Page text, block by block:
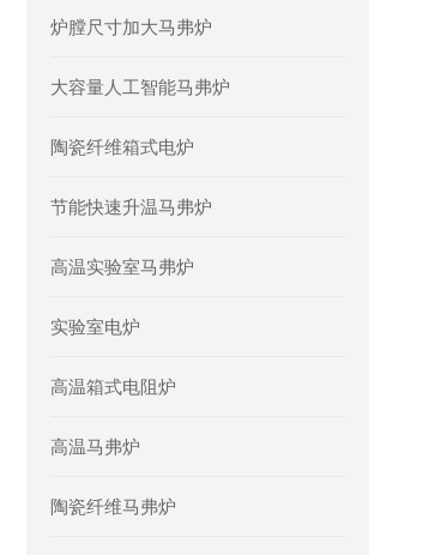
炉膛尺寸加大马弗炉
大容量人工智能马弗炉
陶瓷纤维箱式电炉
节能快速升温马弗炉
高温实验室马弗炉
实验室电炉
高温箱式电阻炉
高温马弗炉
陶瓷纤维马弗炉